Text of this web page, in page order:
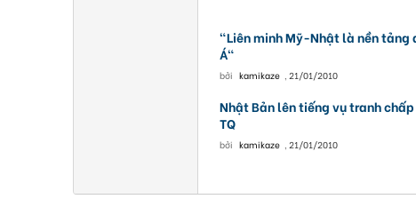
"Liên minh Mỹ-Nhật là nền tảng
Á"
bởi kamikaze , 21/01/2010
Nhật Bản lên tiếng vụ tranh
TQ
bởi kamikaze , 21/01/2010